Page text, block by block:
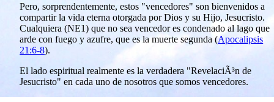
Pero, sorprendentemente, estos "vencedores" son bienvenidos a
compartir la vida eterna otorgada por Dios y su Hijo, Jesucristo.
Cualquiera (NE1) que no sea vencedor es condenado al lago que
arde con fuego y azufre, que es la muerte segunda (Apocalipsis
21:6-8).
El lado espiritual realmente es la verdadera "RevelaciÃ³n de
Jesucristo" en cada uno de nosotros que somos vencedores.